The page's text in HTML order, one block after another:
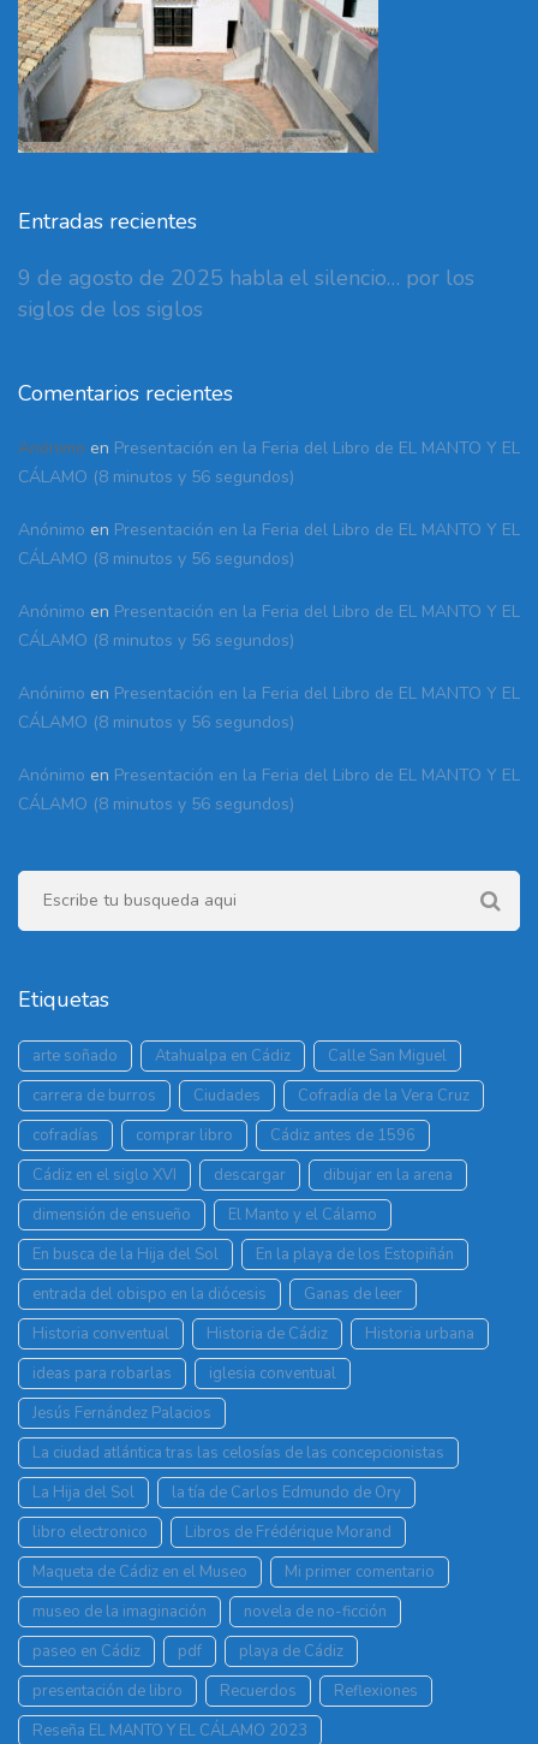
Entradas recientes
9 de agosto de 2025 habla el silencio… por los
siglos de los siglos
Comentarios recientes
Anónimo en Presentación en la Feria del Libro de EL MANTO Y EL
CÁLAMO (8 minutos y 56 segundos)
Anónimo en Presentación en la Feria del Libro de EL MANTO Y EL
CÁLAMO (8 minutos y 56 segundos)
Anónimo en Presentación en la Feria del Libro de EL MANTO Y EL
CÁLAMO (8 minutos y 56 segundos)
Anónimo en Presentación en la Feria del Libro de EL MANTO Y EL
CÁLAMO (8 minutos y 56 segundos)
Anónimo en Presentación en la Feria del Libro de EL MANTO Y EL
CÁLAMO (8 minutos y 56 segundos)
Etiquetas
arte soñado Atahualpa en Cádiz
Calle San Miguel
carrera de burros
Ciudades
Cofradía de la Vera Cruz
cofradías
comprar libro
Cádiz antes de 1596
Cádiz en el siglo XVI
descargar
dibujar en la arena
dimensión de ensueño
El Manto y el Cálamo
En busca de la Hija del Sol
En la playa de los Estopiñán
entrada del obispo en la diócesis
Ganas de leer
Historia conventual
Historia de Cádiz
Historia urbana
ideas para robarlas
iglesia conventual
Jesús Fernández Palacios
La ciudad atlántica tras las celosías de las concepcionistas
La Hija del Sol
la tía de Carlos Edmundo de Ory
libro electronico
Libros de Frédérique Morand
Maqueta de Cádiz en el Museo
Mi primer comentario
museo de la imaginación
novela de no-ficción
paseo en Cádiz
pdf
playa de Cádiz
presentación de libro
Recuerdos
Reflexiones
Reseña EL MANTO Y EL CÁLAMO 2023